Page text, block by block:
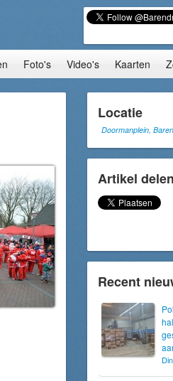
Foto's Video's Kaarten
Locatie
Doormanplein,
Artikel delen
Recent